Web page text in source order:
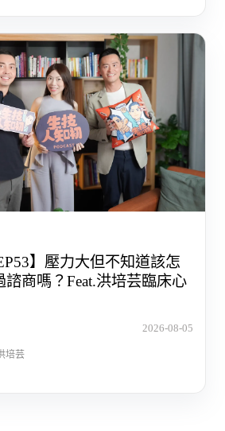
】壓力大但不知道該怎
商嗎？Feat.洪培芸臨床心
2026-08-05
培芸